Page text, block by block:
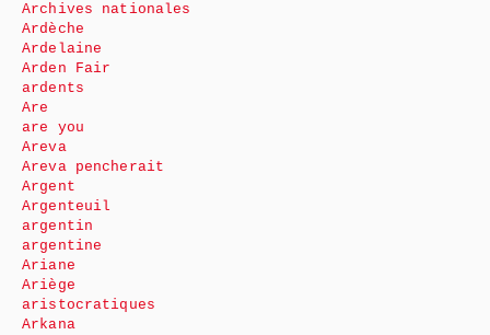
Archives nationales
Ardèche
Ardelaine
Arden Fair
ardents
Are
are you
Areva
Areva pencherait
Argent
Argenteuil
argentin
argentine
Ariane
Ariège
aristocratiques
Arkana